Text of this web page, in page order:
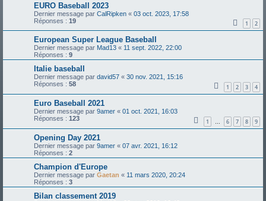
EURO Baseball 2023
Dernier message par CalRipken « 03 oct. 2023, 17:58
Réponses : 19 1 2
European Super League Baseball
Dernier message par Mad13 « 11 sept. 2022, 22:00
Réponses : 9
Italie baseball
Dernier message par david57 « 30 nov. 2021, 15:16
Réponses : 58 1 2 3 4
Euro Baseball 2021
Dernier message par 9amer « 01 oct. 2021, 16:03
Réponses : 123 1 … 6 7 8 9
Opening Day 2021
Dernier message par 9amer « 07 avr. 2021, 16:12
Réponses : 2
Champion d'Europe
Dernier message par Gaetan « 11 mars 2020, 20:24
Réponses : 3
Bilan classement 2019